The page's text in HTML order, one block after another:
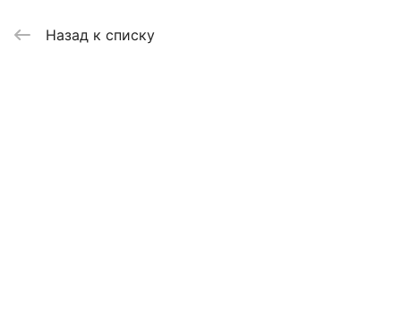
Назад к списку